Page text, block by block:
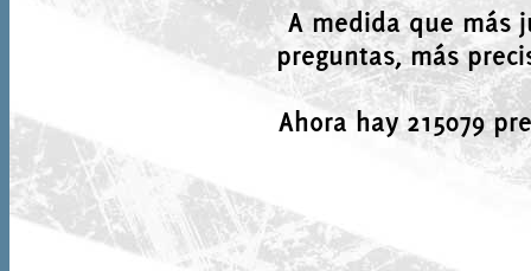
A medida que más
preguntas, más
Ahora hay 215079